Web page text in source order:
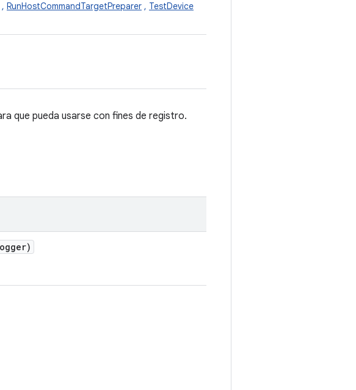
, RunHostCommandTargetPreparer , TestDevice
que pueda usarse con fines de registro.